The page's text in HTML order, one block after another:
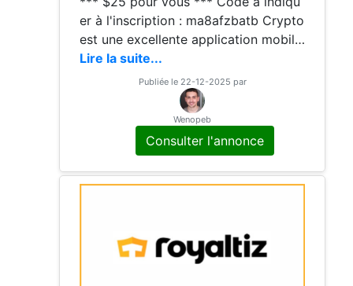
er à l'inscription : ma8afzbatb Crypto
est une excellente application mobile
qui permet de trader des cryptos. Le
token de l'application est le CRO, qui
Lire la suite...
Publiée le 22-12-2025 par
Wenopeb
Consulter l'annonce